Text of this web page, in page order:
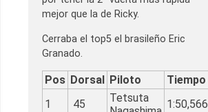
mejor que la de Ricky.
Cerraba el top5 el brasileño Eric
Granado.
Pos Dorsal Piloto
Tiempo
1
45
Tetsuta
1:50,566